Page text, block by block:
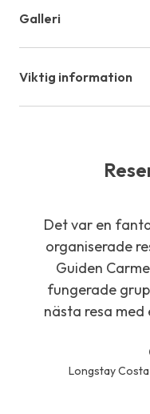
Galleri
Viktig information
Det var en
organiserade
Guiden
fungerade
nästa resa
Longstay